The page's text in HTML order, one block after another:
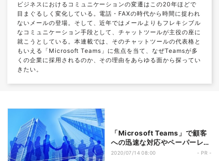
ビジネスにおけるコミュニケーションの変遷はこの20年ほどで
目まぐるしく変化している。電話・FAXの時代から時間に捉われ
ないメールの登場。そして、近年ではメールよりもフレキシブル
なコミュニケーション手段として、チャットツールが主役の座に
就こうとしている。本連載では、そのチャットツールの代表格と
もいえる「Microsoft Teams」に焦点を当て、なぜTeamsが多
くの企業に採用されるのか、その理由をあらゆる面から探ってい
きたい。
「Microsoft Teams」で顧客
への迅速な対応やペーパーレス
化を実現
2020/07/14 08:00 - PR -